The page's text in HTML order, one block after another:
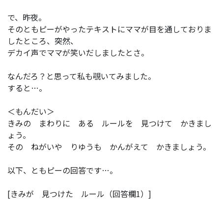
で、昨夜。
そのともピーがやったテキストにママが目を通しておりま
したところ、突然、
デカイ声でママが笑いだしましたとさ。
なんだろ？と思って私も覗いてみました。
すると…。
＜もんだい＞
きみの まわりに ある ルールを 見つけて かきまし
ょう。
その ねがいや りゆうも かんがえて かきましょう。
以下、ともピーの回答です…。
[きみが 見つけた ルール（回答欄1）]